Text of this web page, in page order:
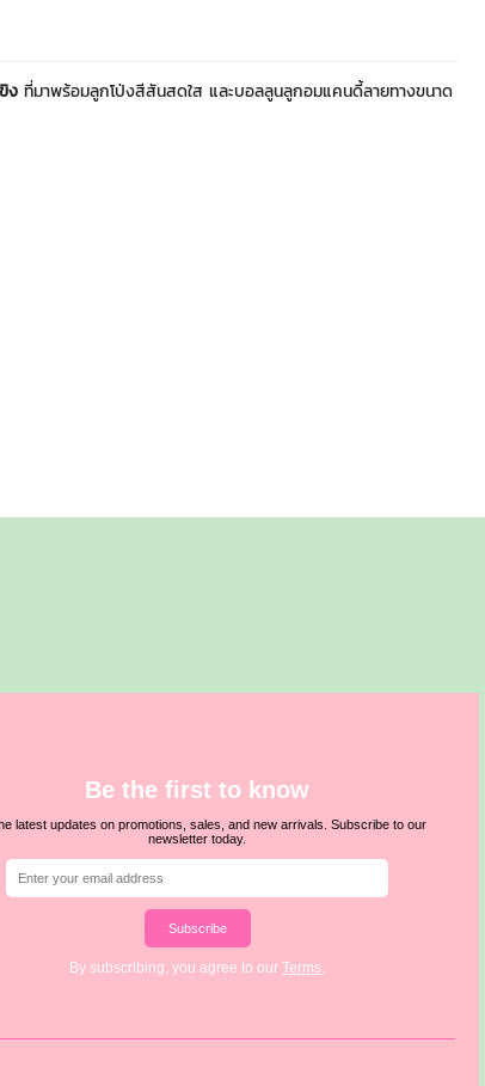
งที่มาพร้อมลูกโป่งสีสันสดใส และบอลลูนลูกอมแคนดี้ลายทางขนาด
Be the first to know
latest updates on promotions, sales, and new arrivals. Subscribe to our
newsletter today.
Subscribe
By subscribing, you agree to ourTerms.